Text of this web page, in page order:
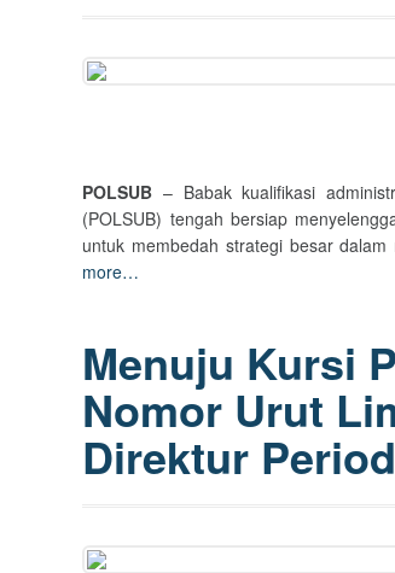
POLSUB – Babak kualifikasi
(POLSUB) tengah bersiap
untuk membedah strategi besar
more…
Menuju Kursi
Nomor Urut
Direktur